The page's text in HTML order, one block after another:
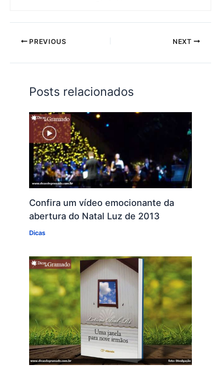
PREVIOUS NEXT
Posts relacionados
Confira um vídeo emocionante da
abertura do Natal Luz de 2013
Dicas